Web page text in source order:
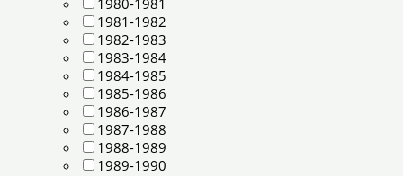
1980-1981
1981-1982
1982-1983
1983-1984
1984-1985
1985-1986
1986-1987
1987-1988
1988-1989
1989-1990